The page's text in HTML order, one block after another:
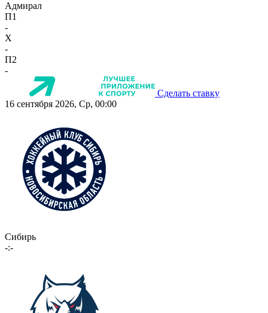
Адмирал
П1
-
X
-
П2
-
Сделать ставку
16 сентября 2026, Ср, 00:00
Сибирь
-:-